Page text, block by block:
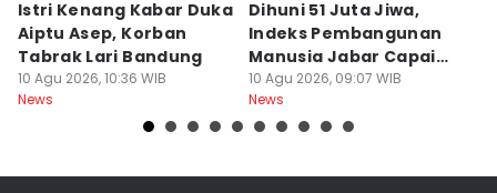
Istri Kenang Kabar Duka
Aiptu Asep, Korban
Tabrak Lari Bandung
10 Agu 2026, 10:36 WIB
News
Dihuni 51 Juta Jiwa,
Indeks Pembangunan
Manusia Jabar Capai
75,90 Poin
10 Agu 2026, 09:07 WIB
News